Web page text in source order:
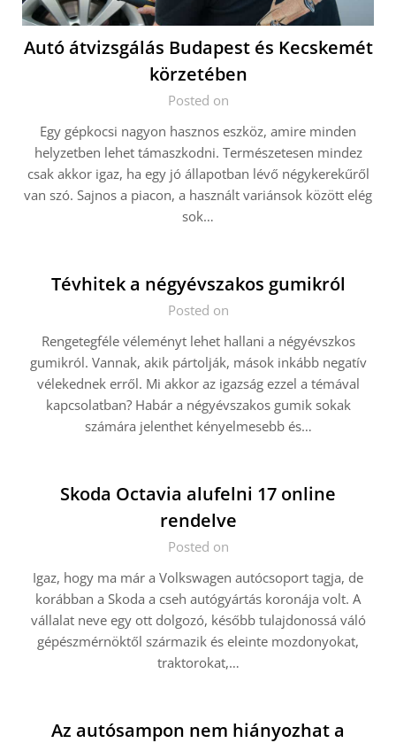
Autó átvizsgálás Budapest és Kecskemét
körzetében
Posted on
Egy gépkocsi nagyon hasznos eszköz, amire minden
helyzetben lehet támaszkodni. Természetesen mindez
csak akkor igaz, ha egy jó állapotban lévő négykerekűről
van szó. Sajnos a piacon, a használt variánsok között elég
sok…
Tévhitek a négyévszakos gumikról
Posted on
Rengetegféle véleményt lehet hallani a négyévszkos
gumikról. Vannak, akik pártolják, mások inkább negatív
vélekednek erről. Mi akkor az igazság ezzel a témával
kapcsolatban? Habár a négyévszakos gumik sokak
számára jelenthet kényelmesebb és…
Skoda Octavia alufelni 17 online
rendelve
Posted on
Igaz, hogy ma már a Volkswagen autócsoport tagja, de
korábban a Skoda a cseh autógyártás koronája volt. A
vállalat neve egy ott dolgozó, később tulajdonossá váló
gépészmérnöktől származik és eleinte mozdonyokat,
traktorokat,…
Az autósampon nem hiányozhat a